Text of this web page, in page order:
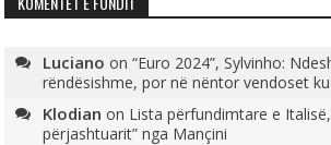
Luciano on“Euro 2024”, Sylvinho:
rëndësishme, por në nëntor vendoset
Klodian on Lista përfundimtare e
përjashtuarit” nga Mançini